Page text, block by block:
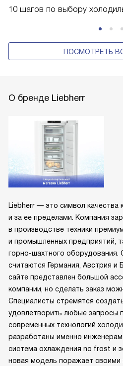
10 шагов по выбору
ПОСМОТРЕТЬ
О бренде Liebherr
Liebherr — это символ качества
и за ее пределами. Компания
в производстве техники
и промышленных предприятий,
горно-шахтного оборудования.
считаются Германия, Австрия и
сайте представлен большой
компании, но сделать заказ
Специалисты стремятся
удовлетворить любые запросы
современных технологий
разработаны именно
система охлаждения no frost и
новая модель поражает своими